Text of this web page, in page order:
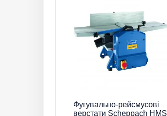
Фугувально-рейсмусові
верстати Scheppach HMS